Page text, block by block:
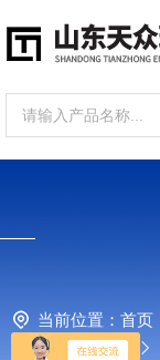
当前位置： 首页
VOC气体检测仪